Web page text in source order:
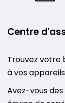
Centre
Trouvez votre
à vos appareils
Avez-vous